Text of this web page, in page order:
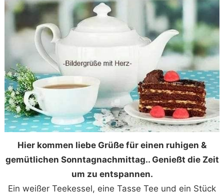
Hier kommen liebe Grüße für einen ruhigen &
gemütlichen Sonntagnachmittag.. Genießt die Zeit
um zu entspannen.
Ein weißer Teekessel, eine Tasse Tee und ein Stück